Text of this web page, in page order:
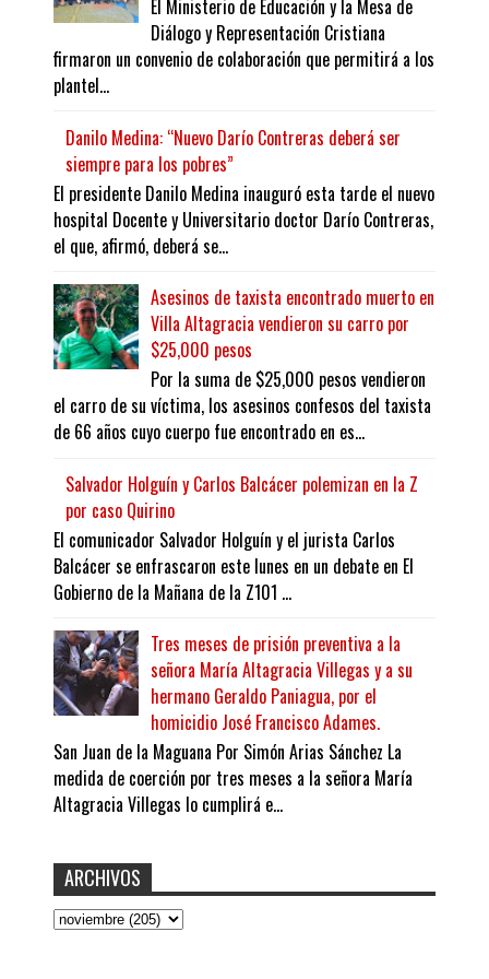
El Ministerio de Educación y la Mesa de
Diálogo y Representación Cristiana
firmaron un convenio de colaboración que permitirá a los
plantel...
Danilo Medina: “Nuevo Darío Contreras deberá ser
siempre para los pobres”
El presidente Danilo Medina inauguró esta tarde el nuevo
hospital Docente y Universitario doctor Darío Contreras,
el que, afirmó, deberá se...
Asesinos de taxista encontrado muerto en
Villa Altagracia vendieron su carro por
$25,000 pesos
Por la suma de $25,000 pesos vendieron
el carro de su víctima, los asesinos confesos del taxista
de 66 años cuyo cuerpo fue encontrado en es...
Salvador Holguín y Carlos Balcácer polemizan en la Z
por caso Quirino
El comunicador Salvador Holguín y el jurista Carlos
Balcácer se enfrascaron este lunes en un debate en El
Gobierno de la Mañana de la Z101 ...
Tres meses de prisión preventiva a la
señora María Altagracia Villegas y a su
hermano Geraldo Paniagua, por el
homicidio José Francisco Adames.
San Juan de la Maguana Por Simón Arias Sánchez La
medida de coerción por tres meses a la señora María
Altagracia Villegas lo cumplirá e...
ARCHIVOS